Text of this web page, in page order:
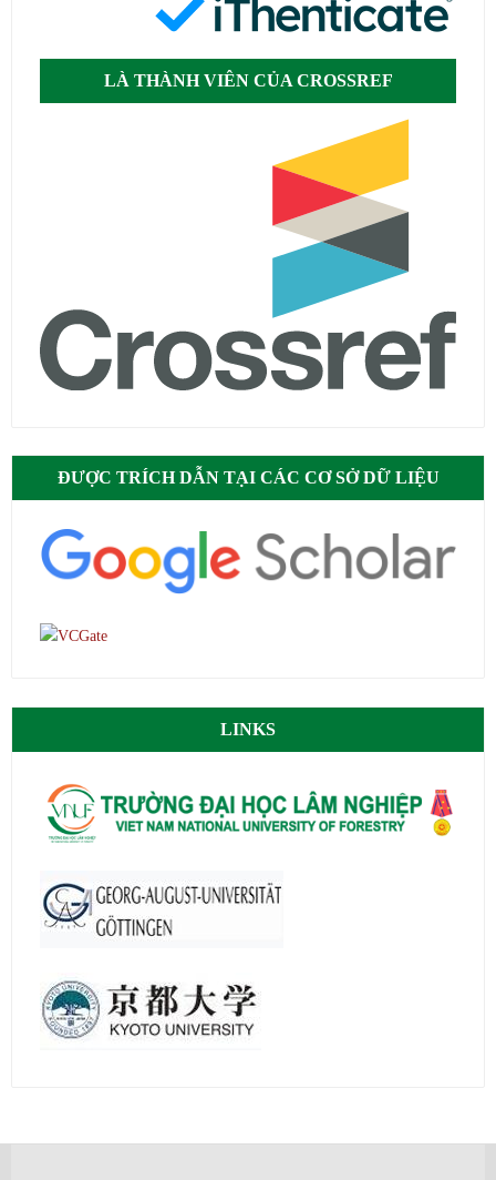
LÀ THÀNH VIÊN CỦA CROSSREF
ĐƯỢC TRÍCH DẪN TẠI CÁC CƠ SỞ DỮ LIỆU
LINKS